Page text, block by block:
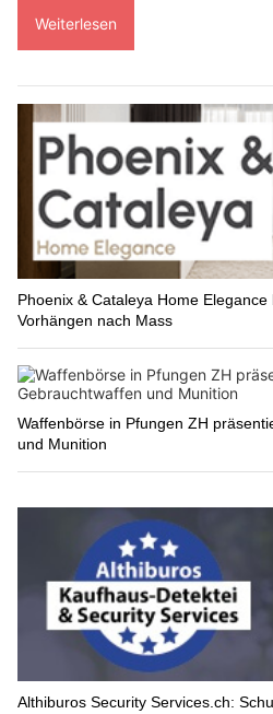
Weiterlesen
Phoenix & Cataleya Home
Vorhängen nach Mass
Waffenbörse in Pfungen ZH
und Munition
Althiburos Security Services.ch: